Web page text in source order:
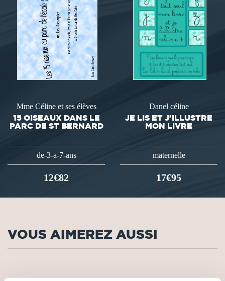
Mme Céline et ses élèves
15 OISEAUX DANS LE
PARC DE ST BERNARD
de-3-a-7-ans
12€82
Danel céline
JE LIS ET J'ILLUSTRE
MON LIVRE
maternelle
17€95
VOUS AIMEREZ AUSSI